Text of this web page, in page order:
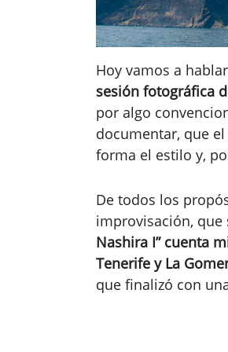
Hoy vamos a
sesión fotográfica
por algo
documentar, que
forma el estilo y,
De todos los
improvisación, que
Nashira I” cuenta
Tenerife y La
que finalizó con